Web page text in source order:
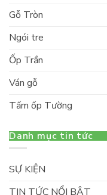
Gỗ Tròn
Ngói tre
Ốp Trần
Ván gỗ
Tấm ốp Tường
Danh mục tin tức
SỰ KIỆN
TIN TỨC NỔI BẬT